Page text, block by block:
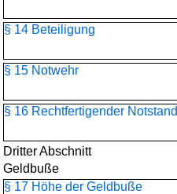
§ 14 Beteiligung
§ 15 Notwehr
§ 16 Rechtfertigender Notstand
Dritter Abschnitt
Geldbuße
§ 17 Höhe der Geldbuße